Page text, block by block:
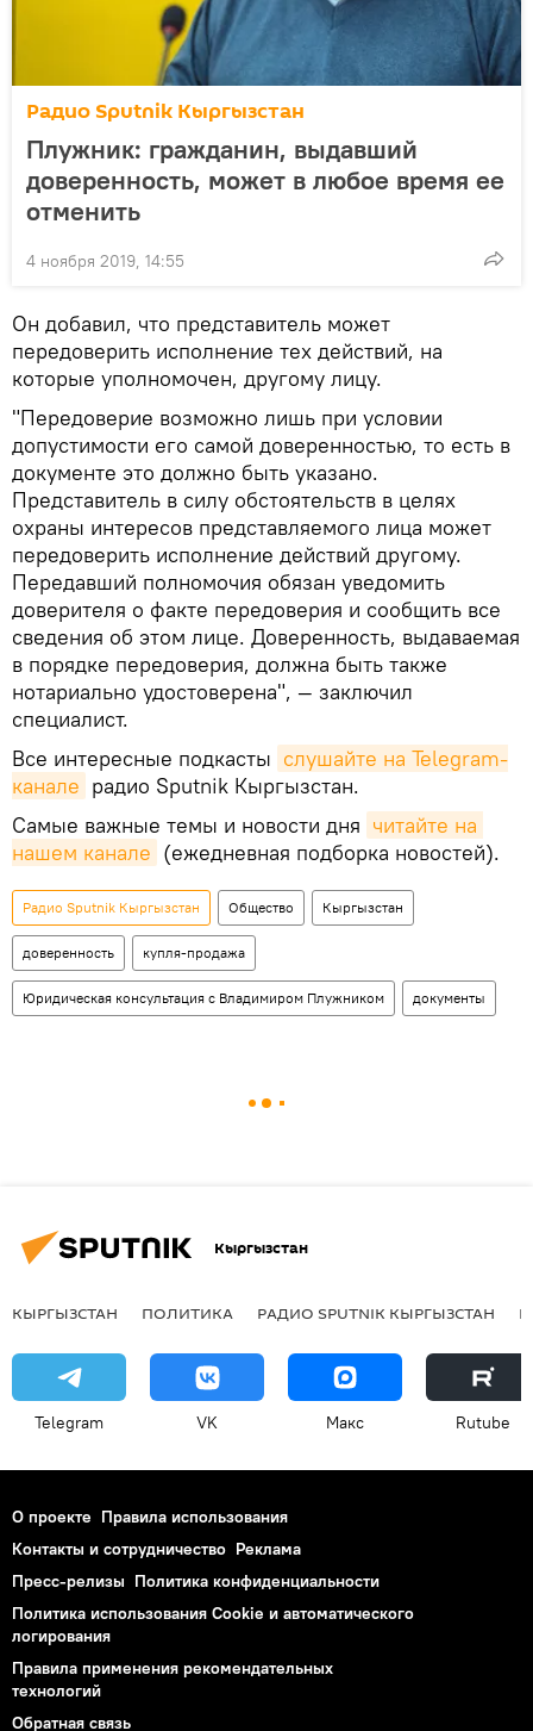
Радио Sputnik Кыргызстан
Плужник: гражданин, выдавший
доверенность, может в любое время ее
отменить
4 ноября 2019, 14:55
Он добавил, что представитель может
передоверить исполнение тех действий, на
которые уполномочен, другому лицу.
"Передоверие возможно лишь при условии
допустимости его самой доверенностью, то есть в
документе это должно быть указано.
Представитель в силу обстоятельств в целях
охраны интересов представляемого лица может
передоверить исполнение действий другому.
Передавший полномочия обязан уведомить
доверителя о факте передоверия и сообщить все
сведения об этом лице. Доверенность, выдаваемая
в порядке передоверия, должна быть также
нотариально удостоверена", — заключил
специалист.
Все интересные подкасты слушайте на Telegram-
канале радио Sputnik Кыргызстан.
Самые важные темы и новости дня читайте на
нашем канале (ежедневная подборка новостей).
Радио Sputnik Кыргызстан Общество Кыргызстан
доверенность купля-продажа
Юридическая консультация с Владимиром Плужником документы
Кыргызстан
КЫРГЫЗСТАН ПОЛИТИКА РАДИО SPUTNIK КЫРГЫЗСТАН
Telegram VK Макс Rutube
О проекте Правила использования
Контакты и сотрудничество Реклама
Пресс-релизы Политика конфиденциальности
Политика использования Cookie и автоматического
логирования
Правила применения рекомендательных
технологий
Обратная связь